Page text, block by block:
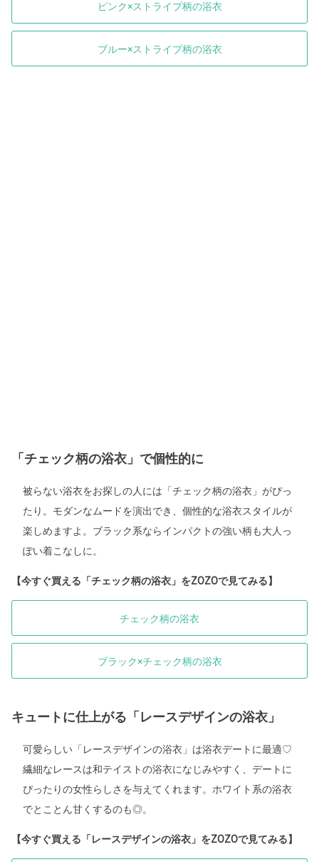
ピンク×ストライプ柄の浴衣
ブルー×ストライプ柄の浴衣
「チェック柄の浴衣」で個性的に
被らない浴衣をお探しの人には「チェック柄の浴衣」がぴっ
たり。モダンなムードを演出でき、個性的な浴衣スタイルが
楽しめますよ。ブラック系ならインパクトの強い柄も大人っ
ぽい着こなしに。
【今すぐ買える「チェック柄の浴衣」をZOZOで見てみる】
チェック柄の浴衣
ブラック×チェック柄の浴衣
キュートに仕上がる「レースデザインの浴衣」
可愛らしい「レースデザインの浴衣」は浴衣デートに最適♡
繊細なレースは和テイストの浴衣になじみやすく、デートに
ぴったりの女性らしさを与えてくれます。ホワイト系の浴衣
でとことん甘くするのも◎。
【今すぐ買える「レースデザインの浴衣」をZOZOで見てみる】